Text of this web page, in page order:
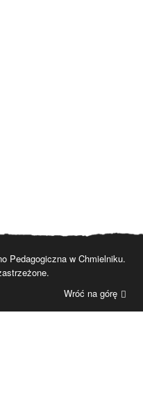
Pedagogiczna w Chmielniku.
Wróć na górę